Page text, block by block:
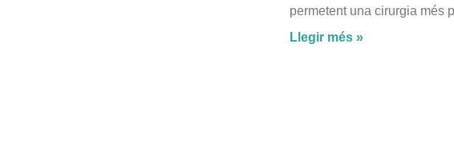
permetent una cirurgia més
Llegir més »